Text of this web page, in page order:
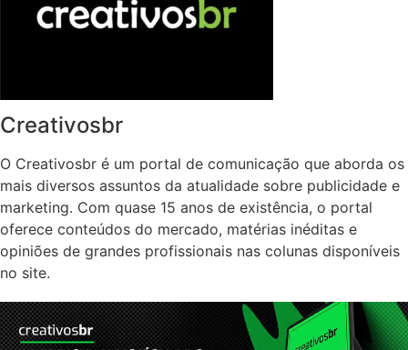
Creativosbr
O Creativosbr é um portal de comunicação que aborda os
mais diversos assuntos da atualidade sobre publicidade e
marketing. Com quase 15 anos de existência, o portal
oferece conteúdos do mercado, matérias inéditas e
opiniões de grandes profissionais nas colunas disponíveis
no site.